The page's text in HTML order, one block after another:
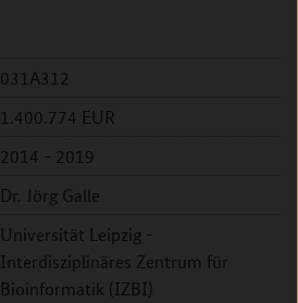
031A312
1.400.774 EUR
2014 - 2019
Dr. Jörg Galle
Universität Leipzig -
Interdisziplinäres Zentrum für
Bioinformatik (IZBI)